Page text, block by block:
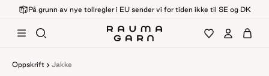
På grunn av nye tollregler i EU sender vi for tiden ikke til SE og DK
Oppskrift Jakke